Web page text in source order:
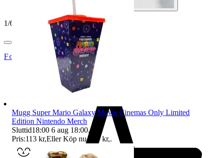
1/6
Footly
Mugg Super Mario Galaxy Movie Cinemas Only Limited
Edition Nintendo Merch
Sluttid18:00 6 aug 18:00.
Pris:113 kr,Eller Köp nu 300 kr,.